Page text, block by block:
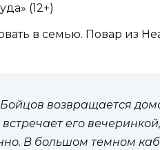
(12+)
в семью. Повар из
возвращается
его
В большом темном